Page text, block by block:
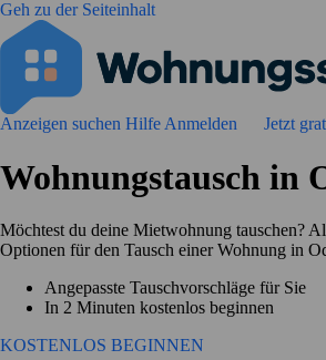
Geh zu der Seiteinhalt
Anzeigen suchen Hilfe Anmelden Jetzt
Wohnungstausch in
Möchtest du deine Mietwohnung tauschen?
Optionen für den Tausch einer Wohnung in
Angepasste Tauschvorschläge für Sie
In 2 Minuten kostenlos beginnen
KOSTENLOS BEGINNEN